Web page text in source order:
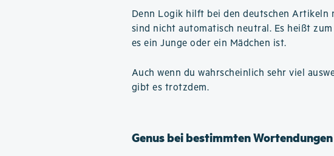
Denn Logik hilft bei den deutschen Artikeln
sind nicht automatisch neutral. Es heißt
es ein Junge oder ein Mädchen ist.
Auch wenn du wahrscheinlich sehr viel
gibt es trotzdem.
Genus bei bestimmten Wortendungen